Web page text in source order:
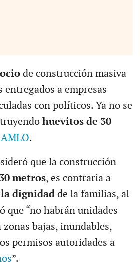
de construcción masiva
entregados a empresas
con políticos. Ya no se
huevitos de 30
AMLO.
que la construcción
metros, es contraria a
dignidad de la familias, al
que “no habrán unidades
bajas, inundables,
permisos autoridades a
”.